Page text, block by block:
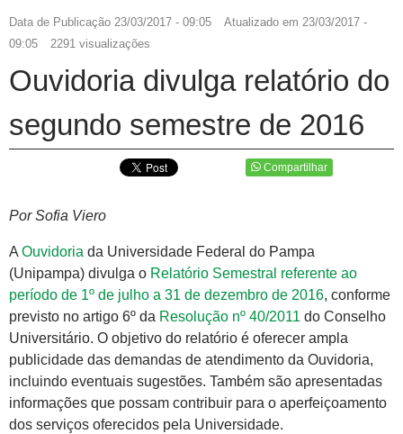
Data de Publicação 23/03/2017 - 09:05 Atualizado em 23/03/2017 -
09:05
2291 visualizações
Ouvidoria divulga relatório do
segundo semestre de 2016
Compartilhar
Por Sofia Viero
A Ouvidoria da Universidade Federal do Pampa
(Unipampa) divulga o Relatório Semestral referente ao
período de 1º de julho a 31 de dezembro de 2016, conforme
previsto no artigo 6º da Resolução nº 40/2011 do Conselho
Universitário. O objetivo do relatório é oferecer ampla
publicidade das demandas de atendimento da Ouvidoria,
incluindo eventuais sugestões. Também são apresentadas
informações que possam contribuir para o aperfeiçoamento
dos serviços oferecidos pela Universidade.